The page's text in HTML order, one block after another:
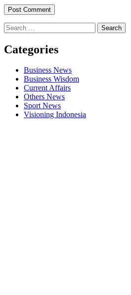
Search
for:
Categories
Business News
Business Wisdom
Current Affairs
Others News
Sport News
Visioning Indonesia